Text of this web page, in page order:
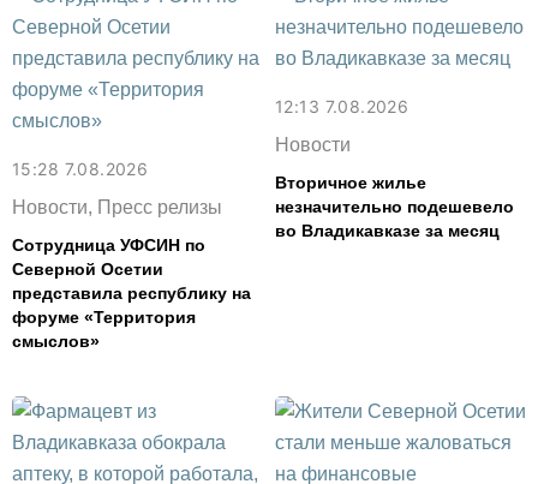
15:28 7.08.2026
Новости, Пресс релизы
Сотрудница УФСИН по
Северной Осетии
представила республику на
форуме «Территория
смыслов»
12:13 7.08.2026
Новости
Вторичное жилье
незначительно подешевело
во Владикавказе за месяц